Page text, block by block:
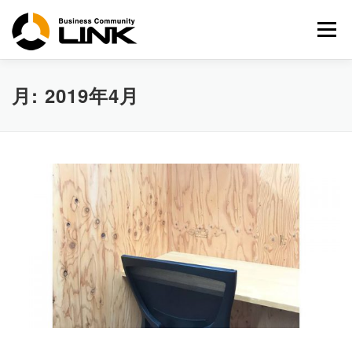
メニュー
月: 2019年4月